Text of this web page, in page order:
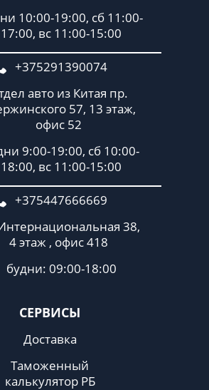
СЕРВИСЫ
Доставка
Таможенный
калькулятор РБ
10:00-19:00, сб 11:00-
17:00, вс 11:00-15:00
+375291390074
авто из Китая пр.
57, 13 этаж,
офис 52
9:00-19:00, сб 10:00-
18:00, вс 11:00-15:00
+375447666669
38,
4 этаж , офис 418
будни: 09:00-18:00